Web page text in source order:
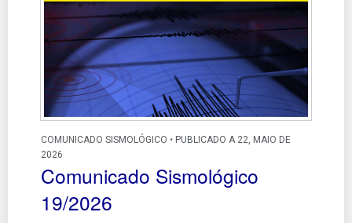
COMUNICADO SISMOLÓGICO • PUBLICADO A 22, MAIO DE
2026
Comunicado Sismológico
19/2026